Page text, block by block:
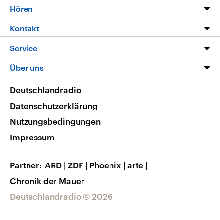
Programm
Die Nachrichten
Nachrichtenleicht
Neue Beiträge auf dlf.de
Hören
Livestream
Podcasts
Deutschlandfunk App
Nachrichten App
Frequenzen
Kontakt
Hörerservice
Service
FAQ
Veranstaltungen
Musikliste
RSS
Über uns
Barrierefreiheit
Deutschlandradio © 2026
Deutschlandradio
Datenschutzerklärung
Nutzungsbedingungen
Impressum
Partner ARD | ZDF | Phoenix | arte |
Chronik der Mauer